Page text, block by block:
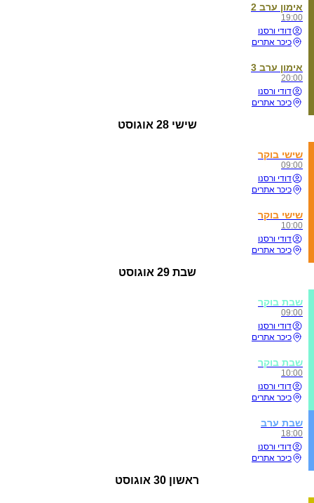
אימון ערב 2
19:00
דודי ורסנו
כיכר אתרים
אימון ערב 3
20:00
דודי ורסנו
כיכר אתרים
שישי 28 אוגוסט
שישי בוקר
09:00
דודי ורסנו
כיכר אתרים
שישי בוקר
10:00
דודי ורסנו
כיכר אתרים
שבת 29 אוגוסט
שבת בוקר
09:00
דודי ורסנו
כיכר אתרים
שבת בוקר
10:00
דודי ורסנו
כיכר אתרים
שבת ערב
18:00
דודי ורסנו
כיכר אתרים
ראשון 30 אוגוסט